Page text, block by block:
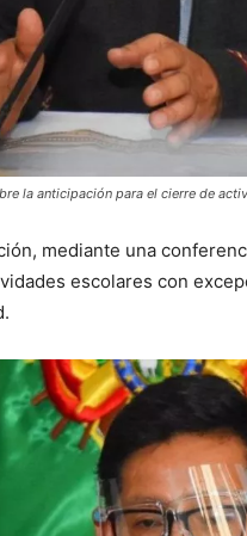
la anticipación para el cierre de
mediante una
escolares con